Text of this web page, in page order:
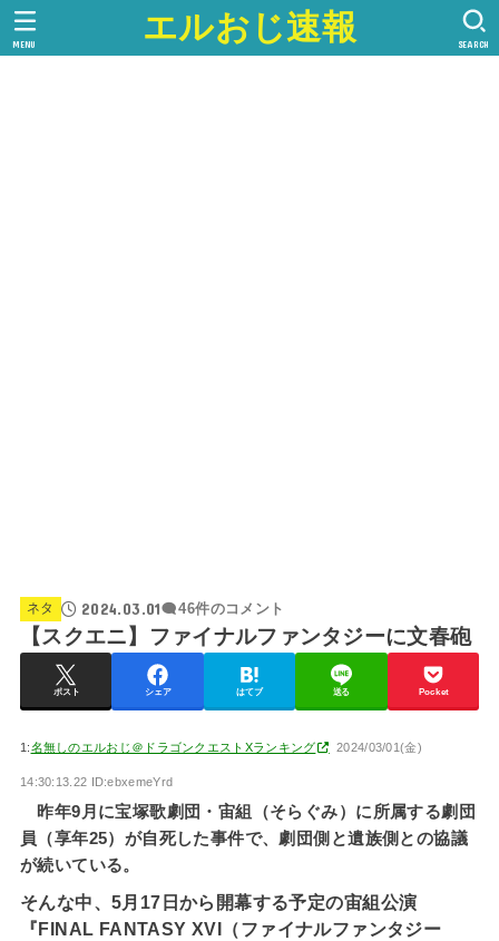
エルおじ速報 SEARCH
MENU
ネタ 2024.03.01 46件のコメント
【スクエニ】ファイナルファンタジーに文春砲
ポスト シェア はてブ 送る Pocket
1:名無しのエルおじ＠ドラゴンクエストXランキング 2024/03/01(金)
14:30:13.22 ID:ebxemeYrd
昨年9月に宝塚歌劇団・宙組（そらぐみ）に所属する劇団
員（享年25）が自死した事件で、劇団側と遺族側との協議
が続いている。
そんな中、5月17日から開幕する予定の宙組公演
『FINAL FANTASY XVI（ファイナルファンタジー